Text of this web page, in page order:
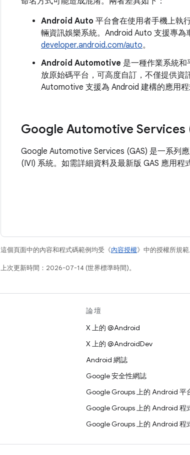
Android Auto 平台會在使用者手機上執
輛資訊娛樂系統。Android Auto 支援專為
developer.android.com/auto。
Android Automotive 是一種作業系統
放原始碼平台，可高度自訂，不僅提供資
Automotive 支援為 Android 建構的應用
Google Automotive Services
Google Automotive Services (GAS) 是一系列
(IVI) 系統。如需詳細資料及最新版 GAS 應用程
這個頁面中的內容和程式碼範例均受《內容授權》中的授權所規
上次更新時間：2026-07-14 (世界標準時間)。
論壇
X 上的 @Android
X 上的 @AndroidDev
Android 網誌
Google 安全性網誌
Google Groups 上的 Android 平
Google Groups 上的 Android 程
Google Groups 上的 Android 程